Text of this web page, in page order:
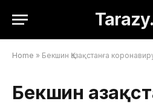
Home » Бекшин Қазақстанға коронавирус
Бекшин